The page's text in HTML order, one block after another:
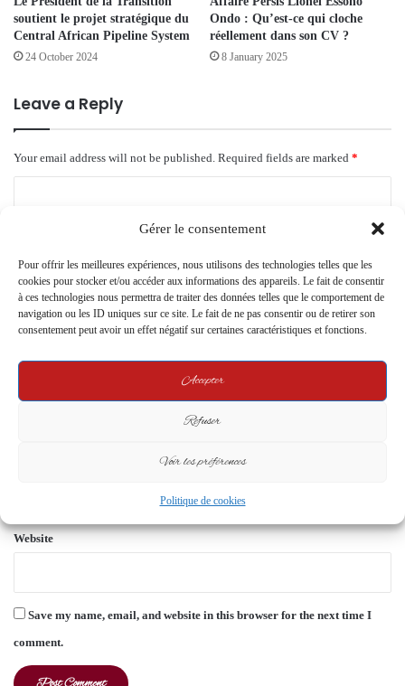
Gérer le consentement
Pour offrir les meilleures expériences, nous utilisons des technologies telles que les
cookies pour stocker et/ou accéder aux informations des appareils. Le fait de consentir
à ces technologies nous permettra de traiter des données telles que le comportement de
navigation ou les ID uniques sur ce site. Le fait de ne pas consentir ou de retirer son
consentement peut avoir un effet négatif sur certaines caractéristiques et fonctions.
Accepter
Refuser
Voir les préférences
Politique de cookies
soutient le projet stratégique du
Central African Pipeline System
24 October 2024
Ondo : Qu’est-ce qui cloche
réellement dans son CV ?
8 January 2025
Leave a Reply
Your email address will not be published. Required fields are marked *
m
e
Website
Save my name, email, and website in this browser for the next time I
comment.